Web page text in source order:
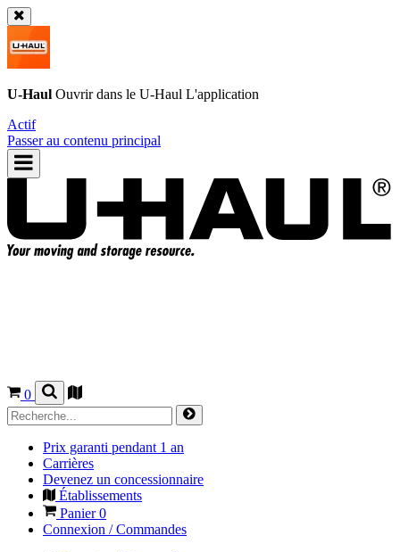
U-Haul Ouvrir dans le U-Haul L'application
Actif
Passer au contenu principal
0
Prix garanti pendant 1 an
Carrières
Devenez un concessionnaire
Établissements
Panier0
Connexion / Commandes